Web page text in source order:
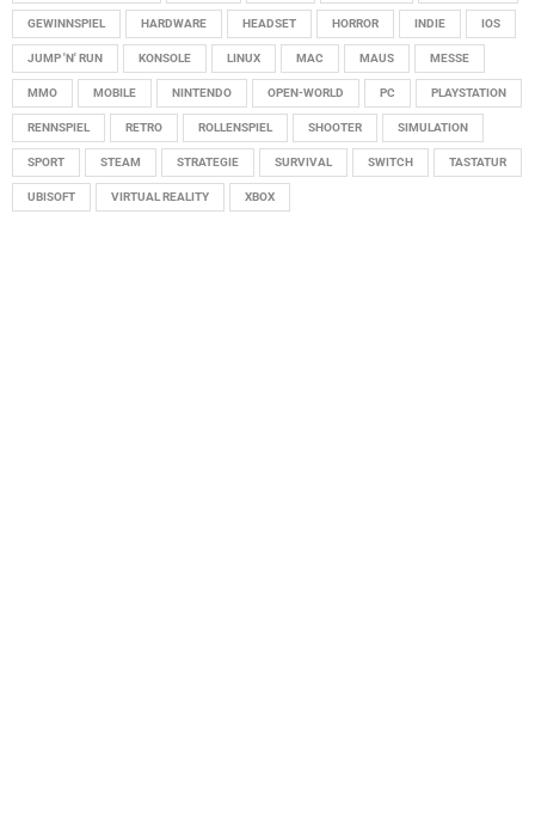
GEWINNSPIEL HARDWARE HEADSET HORROR INDIE IOS
JUMP 'N' RUN KONSOLE LINUX MAC MAUS MESSE
MMO MOBILE NINTENDO OPEN-WORLD PC PLAYSTATION
RENNSPIEL RETRO ROLLENSPIEL SHOOTER SIMULATION
SPORT STEAM STRATEGIE SURVIVAL SWITCH TASTATUR
UBISOFT VIRTUAL REALITY XBOX